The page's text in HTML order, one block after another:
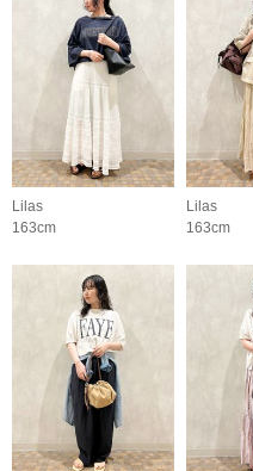
Lilas
163cm
Lilas
163cm